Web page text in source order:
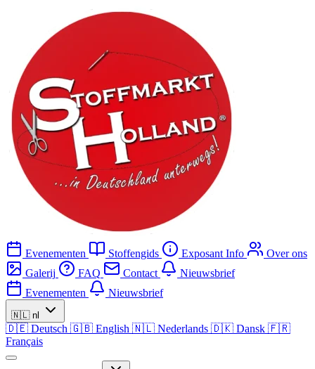
Evenementen Stoffengids Exposant Info
Over ons
Galerij
FAQ Contact
Nieuwsbrief
Evenementen
Nieuwsbrief
🇳🇱 nl
🇩🇪 Deutsch 🇬🇧 English 🇳🇱 Nederlands 🇩🇰 Dansk 🇫🇷
Français